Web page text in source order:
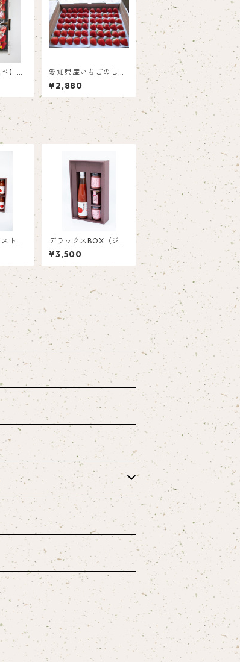
】す
ベリ
入り
愛知県産いちごのしあ
わせ（紅ほっぺ）40
～60粒
¥2,880
ト最
時期
トの
180
デラックスBOX（ジュ
ースとスプレッドのギ
フトセット）
¥3,500